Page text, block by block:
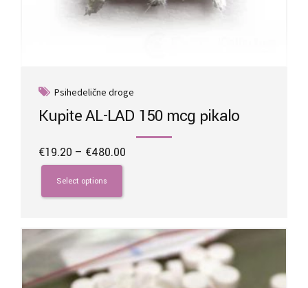
Psihedelične droge
Kupite AL-LAD 150 mcg pikalo
€19.20 – €480.00
Select options
This
product
has
options
be